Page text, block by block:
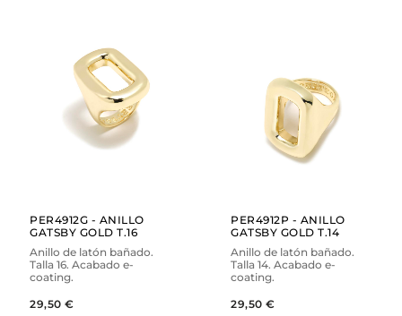
VER AÑADIR
PER4912G - ANILLO
GATSBY GOLD T.16
Anillo de latón bañado.
Talla 16. Acabado e-
coating.
29,50 €
VER AÑADIR
PER4912P - ANILLO
GATSBY GOLD T.14
Anillo de latón bañado.
Talla 14. Acabado e-
coating.
29,50 €